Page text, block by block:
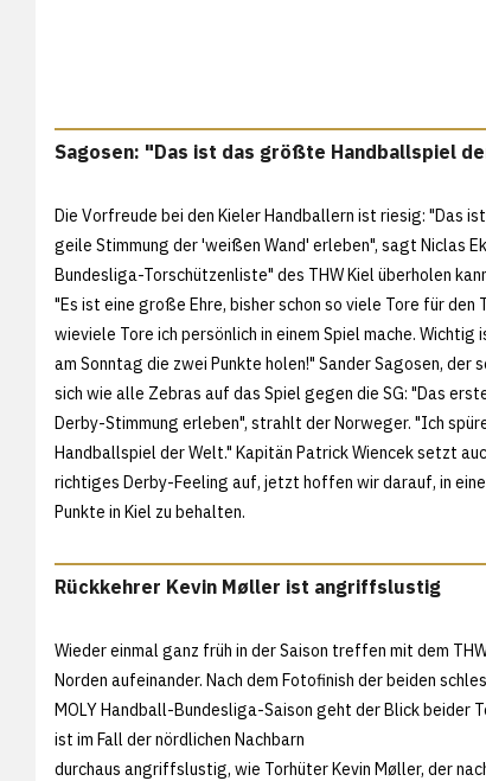
Sagosen: "Das ist das größte Handballspiel
Die Vorfreude bei den Kieler Handballern ist riesig: "Das
geile Stimmung der 'weißen Wand' erleben", sagt Niclas
Bundesliga-Torschützenliste" des THW Kiel überholen
"Es ist eine große Ehre, bisher schon so viele Tore für
wieviele Tore ich persönlich in einem Spiel mache.
am Sonntag die zwei Punkte holen!" Sander Sagosen,
sich wie alle Zebras auf das Spiel gegen die SG: "Das
Derby-Stimmung erleben", strahlt der Norweger. "Ich
Handballspiel der Welt." Kapitän Patrick Wiencek setzt
richtiges Derby-Feeling auf, jetzt hoffen wir darauf, in
Punkte in Kiel zu behalten.
Rückkehrer Kevin Møller ist angriffslustig
Wieder einmal ganz früh in der Saison treffen mit dem
Norden aufeinander. Nach dem Fotofinish der beiden
MOLY Handball-Bundesliga-Saison geht der Blick beider
ist im Fall der nördlichen Nachbarn
durchaus angriffslustig, wie Torhüter Kevin Møller, der